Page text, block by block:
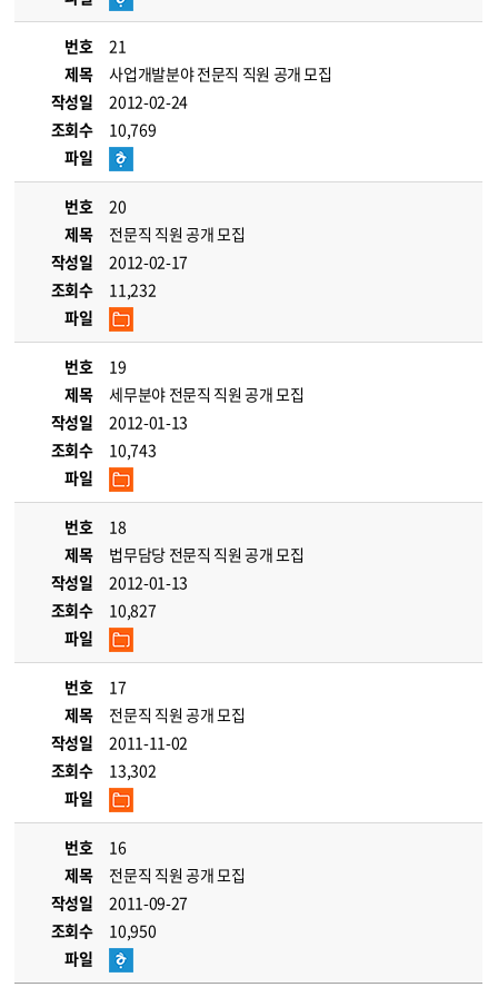
번호
21
제목
사업개발분야 전문직 직원 공개 모집
작성일
2012-02-24
조회수
10,769
파일
번호
20
제목
전문직 직원 공개 모집
작성일
2012-02-17
조회수
11,232
파일
번호
19
제목
세무분야 전문직 직원 공개 모집
작성일
2012-01-13
조회수
10,743
파일
번호
18
제목
법무담당 전문직 직원 공개 모집
작성일
2012-01-13
조회수
10,827
파일
번호
17
제목
전문직 직원 공개 모집
작성일
2011-11-02
조회수
13,302
파일
번호
16
제목
전문직 직원 공개 모집
작성일
2011-09-27
조회수
10,950
파일